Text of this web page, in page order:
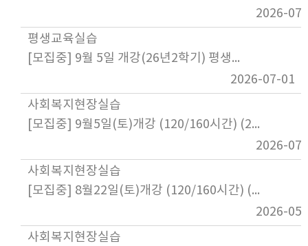
2026-
평생교육실습
[모집중] 9월 5일 개강(26년2학기) 평생교육실습
2026-07-01
사회복지현장실습
[모집중] 9월5일(토)개강 (120/160시간) (26년2학기) 사회복지현장실습
2026-
사회복지현장실습
[모집중] 8월22일(토)개강 (120/160시간) (26년2학기) 사회복지현장실습
2026-
사회복지현장실습